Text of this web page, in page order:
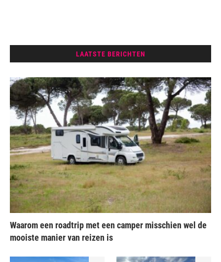
LAATSTE BERICHTEN
Waarom een roadtrip met een camper misschien wel de
mooiste manier van reizen is